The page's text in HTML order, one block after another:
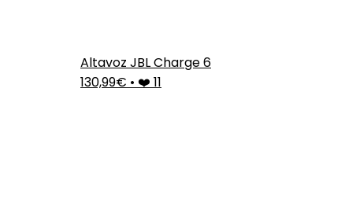
Altavoz JBL Charge 6
130,99€ • ❤️ 11